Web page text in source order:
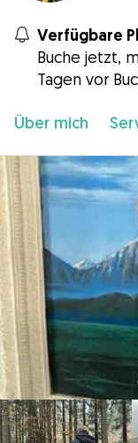
Verfügbare
Buche jetzt,
Tagen vor
Über mich